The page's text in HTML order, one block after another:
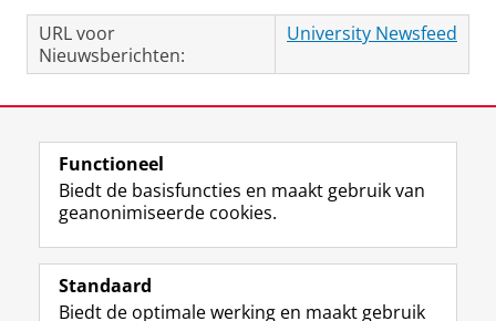
URL voor
Nieuwsberichten:
University Newsfeed
View this page in:English
Volg de RUG
F
a
L
i
R
S
I
n
Y
o
Functioneel
Biedt de basisfuncties en maakt gebruik van
geanonimiseerde cookies.
Standaard
Biedt de optimale werking en maakt gebruik